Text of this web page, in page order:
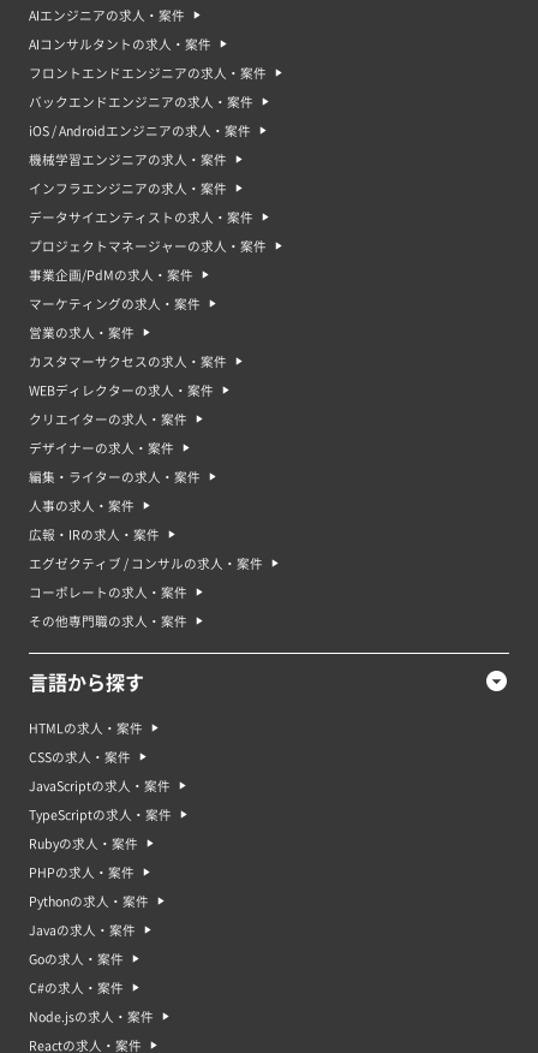
AIエンジニアの求人・案件
AIコンサルタントの求人・案件
フロントエンドエンジニアの求人・案件
バックエンドエンジニアの求人・案件
iOS / Androidエンジニアの求人・案件
機械学習エンジニアの求人・案件
インフラエンジニアの求人・案件
データサイエンティストの求人・案件
プロジェクトマネージャーの求人・案件
事業企画/PdMの求人・案件
マーケティングの求人・案件
営業の求人・案件
カスタマーサクセスの求人・案件
WEBディレクターの求人・案件
クリエイターの求人・案件
デザイナーの求人・案件
編集・ライターの求人・案件
人事の求人・案件
広報・IRの求人・案件
エグゼクティブ / コンサルの求人・案件
コーポレートの求人・案件
その他専門職の求人・案件
言語から探す
HTMLの求人・案件
CSSの求人・案件
JavaScriptの求人・案件
TypeScriptの求人・案件
Rubyの求人・案件
PHPの求人・案件
Pythonの求人・案件
Javaの求人・案件
Goの求人・案件
C#の求人・案件
Node.jsの求人・案件
Reactの求人・案件